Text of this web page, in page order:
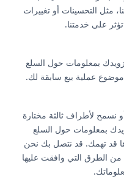
مثل التحسينات أو تغييرات
على خدمتنا.
بمعلومات حول السلع
عملية بيع سابقة لك.
نسمح لأطراف ثالثة مختارة
بمعلومات حول السلع
قد تهمك. قد نتصل بك نحن
الطرق التي وافقت عليها